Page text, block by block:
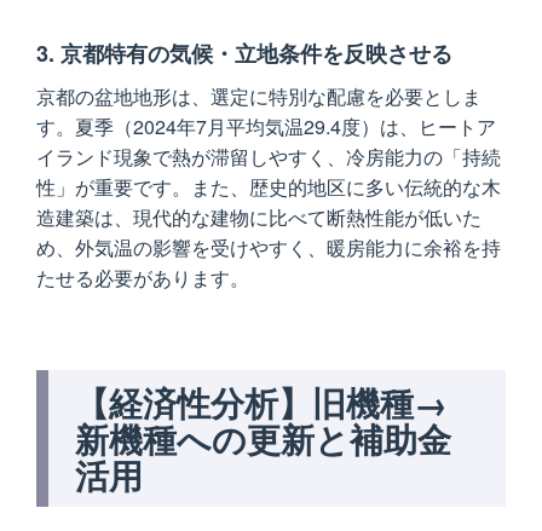
3. 京都特有の気候・立地条件を反映させる
京都の盆地地形は、選定に特別な配慮を必要としま
す。夏季（2024年7月平均気温29.4度）は、ヒートア
イランド現象で熱が滞留しやすく、冷房能力の「持続
性」が重要です。また、歴史的地区に多い伝統的な木
造建築は、現代的な建物に比べて断熱性能が低いた
め、外気温の影響を受けやすく、暖房能力に余裕を持
たせる必要があります。
【経済性分析】旧機種→
新機種への更新と補助金
活用